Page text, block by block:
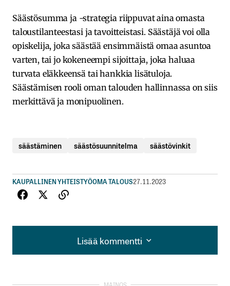
Säästösumma ja -strategia riippuvat aina omasta
taloustilanteestasi ja tavoitteistasi. Säästäjä voi olla
opiskelija, joka säästää ensimmäistä omaa asuntoa
varten, tai jo kokeneempi sijoittaja, joka haluaa
turvata eläkkeensä tai hankkia lisätuloja.
Säästämisen rooli oman talouden hallinnassa on siis
merkittävä ja monipuolinen.
säästäminen säästösuunnitelma säästövinkit
KAUPALLINEN YHTEISTYÖOMA TALOUS27.11.2023
Lisää kommentti
Lisää kommentti